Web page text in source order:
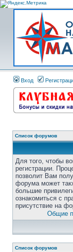
Вход
Список форумов
Для того, чтобы
регистрации.
позволит Вам
форума может
большие
ознакомиться с
присутствие на
Общие
Список форумов